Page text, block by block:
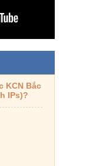
KCN Bắc
IPs)?